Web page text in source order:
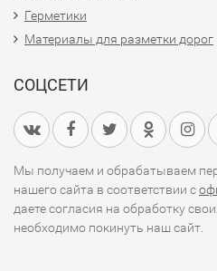
Герметики
Материалы для разметки дорог
СОЦСЕТИ
Мы получаем и обрабатываем
нашего сайта в соответствии с
даете согласия на обработку
необходимо покинуть наш сайт.